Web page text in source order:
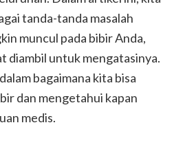
tanda-tanda masalah
muncul pada bibir Anda,
diambil untuk mengatasinya.
bagaimana kita bisa
dan mengetahui kapan
medis.